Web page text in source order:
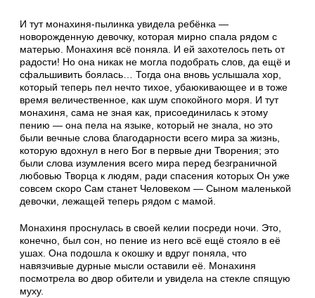
И тут монахиня-пылинка увидела ребёнка —
новорожденную девочку, которая мирно спала рядом с
матерью. Монахиня всё поняла. И ей захотелось петь от
радости! Но она никак не могла подобрать слов, да ещё и
сфальшивить боялась… Тогда она вновь услышала хор,
который теперь пел нечто тихое, убаюкивающее и в тоже
время величественное, как шум спокойного моря. И тут
монахиня, сама не зная как, присоединилась к этому
пению — она пела на языке, который не знала, но это
были вечные слова благодарности всего мира за жизнь,
которую вдохнул в него Бог в первые дни Творения; это
были слова изумления всего мира перед безграничной
любовью Творца к людям, ради спасения которых Он уже
совсем скоро Сам станет Человеком — Сыном маленькой
девочки, лежащей теперь рядом с мамой.
Монахиня проснулась в своей келии посреди ночи. Это,
конечно, был сон, но пение из него всё ещё стояло в её
ушах. Она подошла к окошку и вдруг поняла, что
навязчивые дурные мысли оставили её. Монахиня
посмотрела во двор обители и увидела на стекле спящую
муху.